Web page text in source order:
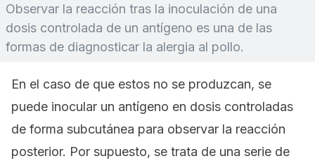
Observar la reacción tras la inoculación de una
dosis controlada de un antígeno es una de las
formas de diagnosticar la alergia al pollo.
En el caso de que estos no se produzcan, se
puede inocular un antígeno en dosis controladas
de forma subcutánea para observar la reacción
posterior. Por supuesto, se trata de una serie de